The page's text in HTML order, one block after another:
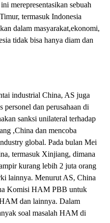
merepresentasikan sebuah
termasuk Indonesia
dalam masyarakat,ekonomi,
tidak bisa hanya diam dan
industrial China, AS juga
personel dan perusahaan di
sanksi unilateral terhadap
,China dan mencoba
global. Pada bulan Mei
termasuk Xinjiang, dimana
kurang lebih 2 juta orang
lainnya. Menurut AS, China
Komisi HAM PBB untuk
dan lainnya. Dalam
soal masalah HAM di